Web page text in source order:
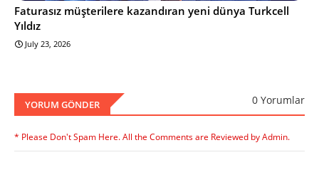
Faturasız müşterilere kazandıran yeni dünya Turkcell
Yıldız
July 23, 2026
YORUM GÖNDER 0 Yorumlar
* Please Don't Spam Here. All the Comments are Reviewed by Admin.